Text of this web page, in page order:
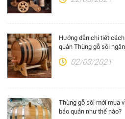
Hướng dẫn chi tiết
quản Thùng gỗ sồi
02/03/2021
Thùng gỗ sồi mới mua
bảo quản như thế nào?